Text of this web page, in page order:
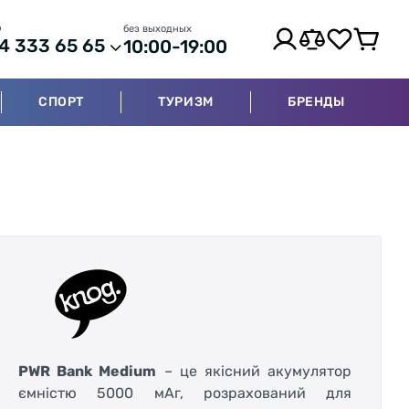
333 65 65
без выходных
10:00-19:00
СПОРТ ТУРИЗМ БРЕНДЫ
PWR Bank Medium – це якісний акумулятор
ємністю 5000 мАг, розрахований для